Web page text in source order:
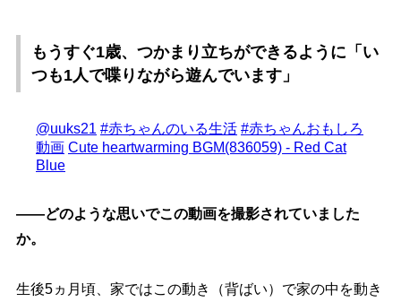
もうすぐ1歳、つかまり立ちができるように「い
つも1人で喋りながら遊んでいます」
@uuks21 #赤ちゃんのいる生活 #赤ちゃんおもしろ
動画 Cute heartwarming BGM(836059) - Red Cat
Blue
――どのような思いでこの動画を撮影されていました
か。
生後5ヵ月頃、家ではこの動き（背ばい）で家の中を動き